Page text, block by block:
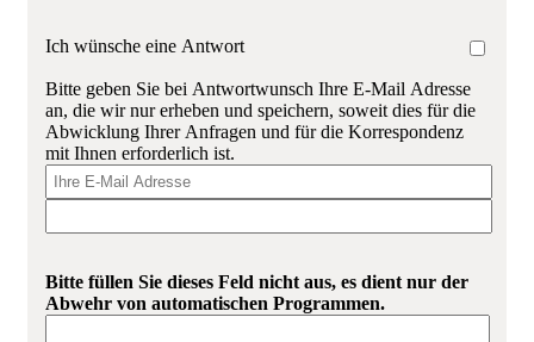
Ich wünsche eine Antwort
Bitte geben Sie bei Antwortwunsch Ihre E-Mail Adresse
an, die wir nur erheben und speichern, soweit dies für die
Abwicklung Ihrer Anfragen und für die Korrespondenz
mit Ihnen erforderlich ist.
Bitte füllen Sie dieses Feld nicht aus, es dient nur der
Abwehr von automatischen Programmen.